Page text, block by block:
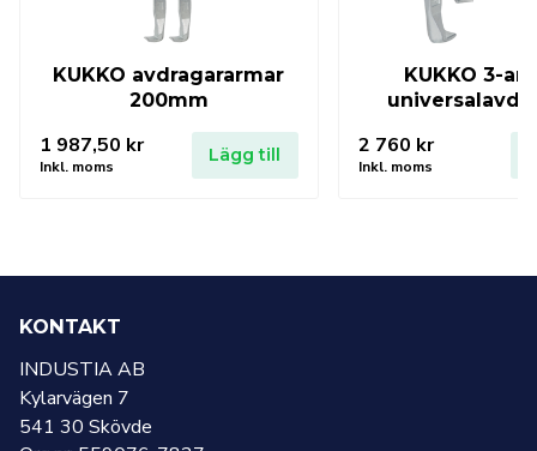
KUKKO avdragararmar
200mm
1 987,50 kr
Inkl. moms
Lägg till
KUKKO 3-
2 760 kr
Inkl. moms
KONTAKT
INDUSTIA AB
Kylarvägen 7
541 30 Skövde